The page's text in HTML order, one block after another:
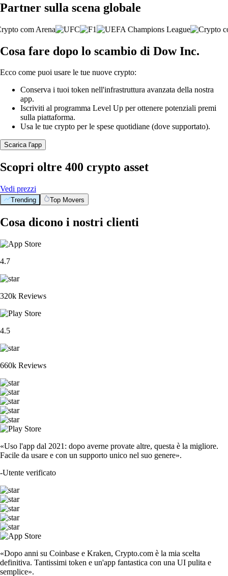
Partner sulla scena globale
Cosa fare dopo lo scambio di Dow Inc.
Ecco come puoi usare le tue nuove crypto:
Conserva i tuoi token nell'infrastruttura avanzata della nostra
app.
Iscriviti al programma Level Up per ottenere potenziali premi
sulla piattaforma.
Usa le tue crypto per le spese quotidiane (dove supportato).
Scarica l'app
Scopri oltre 400 crypto asset
Vedi prezzi
Trending Top Movers
Cosa dicono i nostri clienti
4.7
320k Reviews
4.5
660k Reviews
«Uso l'app dal 2021: dopo averne provate altre, questa è la migliore.
Facile da usare e con un supporto unico nel suo genere».
-Utente verificato
«Dopo anni su Coinbase e Kraken, Crypto.com è la mia scelta
definitiva. Tantissimi token e un'app fantastica con una UI pulita e
semplice».